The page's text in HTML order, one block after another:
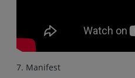
7. Manifest